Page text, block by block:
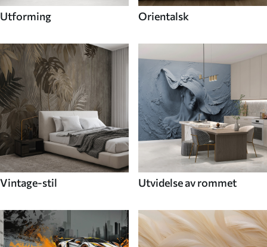
Utforming Orientalsk
Vintage-stil Utvidelse av rommet